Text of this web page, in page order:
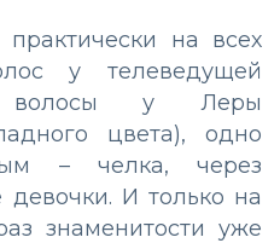
на всех
у телеведущей
волосы у Леры
цвета), одно
– челка, через
И только на
знаменитости уже